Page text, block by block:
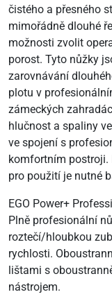
čistého a přesného
mimořádně dlouhé
možnosti zvolit
porost. Tyto nůžky
zarovnávání
plotu v
zámeckých
hlučnost a spaliny
ve spojení s
komfortním postroji.
pro použití je nutné
EGO Power+
Plně profesionální
roztečí/hloubkou
rychlosti.
lištami s
nástrojem.